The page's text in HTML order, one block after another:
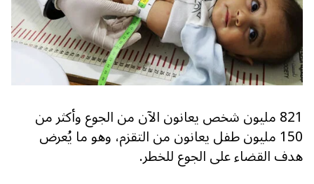
821 مليون شخص يعانون الآن من الجوع وأكثر من
150 مليون طفل يعانون من التقزم، وهو ما يُعرض
هدف القضاء على الجوع للخطر.